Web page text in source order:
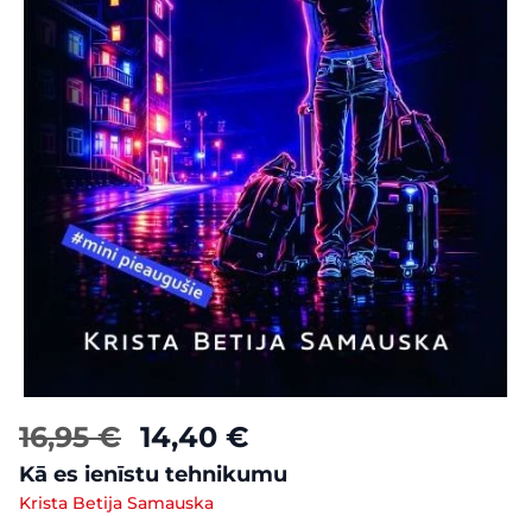
16,95 € 14,40 €
Kā es ienīstu tehnikumu
Krista Betija Samauska